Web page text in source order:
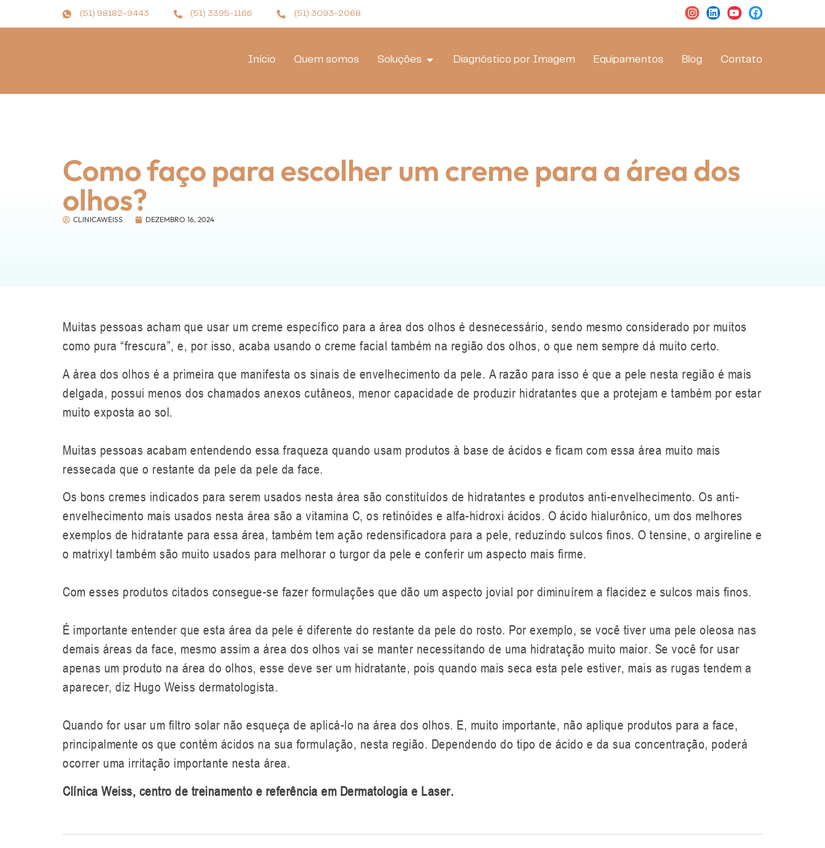
(51) 98182-9443 (51) 3395-1166 (51) 3093-2068
Início Quem somos Soluções Diagnóstico por Imagem Equipamentos Blog Contato
Como faço para escolher um creme para a área dos
olhos?
CLINICAWEISS DEZEMBRO 16, 2024
Muitas pessoas acham que usar um creme específico para a área dos olhos é desnecessário, sendo mesmo considerado por muitos
como pura “frescura”, e, por isso, acaba usando o creme facial também na região dos olhos, o que nem sempre dá muito certo.
A área dos olhos é a primeira que manifesta os sinais de envelhecimento da pele. A razão para isso é que a pele nesta região é mais
delgada, possui menos dos chamados anexos cutâneos, menor capacidade de produzir hidratantes que a protejam e também por estar
muito exposta ao sol.
Muitas pessoas acabam entendendo essa fraqueza quando usam produtos à base de ácidos e ficam com essa área muito mais
ressecada que o restante da pele da pele da face.
Os bons cremes indicados para serem usados nesta área são constituídos de hidratantes e produtos anti-envelhecimento. Os anti-
envelhecimento mais usados nesta área são a vitamina C, os retinóides e alfa-hidroxi ácidos. O ácido hialurônico, um dos melhores
exemplos de hidratante para essa área, também tem ação redensificadora para a pele, reduzindo sulcos finos. O tensine, o argireline e
o matrixyl também são muito usados para melhorar o turgor da pele e conferir um aspecto mais firme.
Com esses produtos citados consegue-se fazer formulações que dão um aspecto jovial por diminuírem a flacidez e sulcos mais finos.
É importante entender que esta área da pele é diferente do restante da pele do rosto. Por exemplo, se você tiver uma pele oleosa nas
demais áreas da face, mesmo assim a área dos olhos vai se manter necessitando de uma hidratação muito maior. Se você for usar
apenas um produto na área do olhos, esse deve ser um hidratante, pois quando mais seca esta pele estiver, mais as rugas tendem a
aparecer, diz Hugo Weiss dermatologista.
Quando for usar um filtro solar não esqueça de aplicá-lo na área dos olhos. E, muito importante, não aplique produtos para a face,
principalmente os que contém ácidos na sua formulação, nesta região. Dependendo do tipo de ácido e da sua concentração, poderá
ocorrer uma irritação importante nesta área.
Clínica Weiss, centro de treinamento e referência em Dermatologia e Laser.